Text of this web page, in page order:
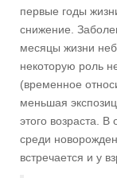
первые годы
снижение.
месяцы жизни
некоторую роль
(временное
меньшая
этого возраста.
среди
встречается и у